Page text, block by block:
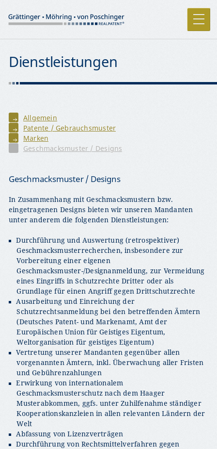
Dienstleistungen
Allgemein
Patente / Gebrauchsmuster
Marken
Geschmacksmuster / Designs
Geschmacksmuster / Designs
In Zusammenhang mit Geschmacksmustern bzw.
eingetragenen Designs bieten wir unseren Mandanten
unter anderem die folgenden Dienstleistungen:
Durchführung und Auswertung (retrospektiver)
Geschmacksmusterrecherchen, insbesondere zur
Vorbereitung einer eigenen
Geschmacksmuster-/Designanmeldung, zur Vermeidung
eines Eingriffs in Schutzrechte Dritter oder als
Grundlage für einen Angriff gegen Drittschutzrechte
Ausarbeitung und Einreichung der
Schutzrechtsanmeldung bei den betreffenden Ämtern
(Deutsches Patent- und Markenamt, Amt der
Europäischen Union für Geistiges Eigentum,
Weltorganisation für geistiges Eigentum)
Vertretung unserer Mandanten gegenüber allen
vorgenannten Ämtern, inkl. Überwachung aller Fristen
und Gebührenzahlungen
Erwirkung von internationalem
Geschmacksmusterschutz nach dem Haager
Musterabkommen, ggfs. unter Zuhilfenahme ständiger
Kooperationskanzleien in allen relevanten Ländern der
Welt
Abfassung von Lizenzverträgen
Durchführung von Rechtsmittelverfahren gegen